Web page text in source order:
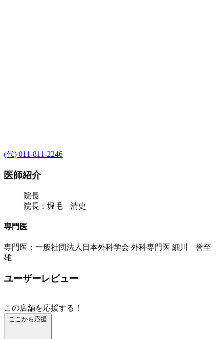
(代) 011-811-2246
医師紹介
院長
院長：堀毛 清史
専門医
専門医：一般社団法人日本外科学会 外科専門医 細川 誉至
雄
ユーザーレビュー
この店舗を応援する！
ここから応援